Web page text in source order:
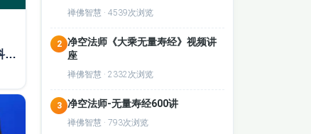
2026年执业医师 内科学 内科学
禅佛智慧 · 4539次浏览
2
净空法师《大乘无量寿经》视频讲
座
禅佛智慧 · 2332次浏览
3 净空法师-无量寿经600讲
禅佛智慧 · 793次浏览